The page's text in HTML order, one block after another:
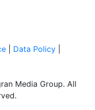
Data Policy
Media Group. All